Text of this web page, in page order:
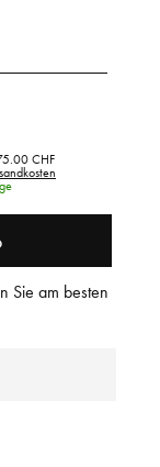
CHF
Sie am besten